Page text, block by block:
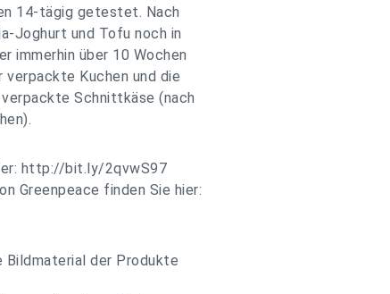
14-tägig getestet. Nach
Joghurt und Tofu noch in
immerhin über 10 Wochen
Kuchen und die
Schnittkäse (nach
http://bit.ly/2qvwS97
Greenpeace finden Sie hier:
Bildmaterial der Produkte